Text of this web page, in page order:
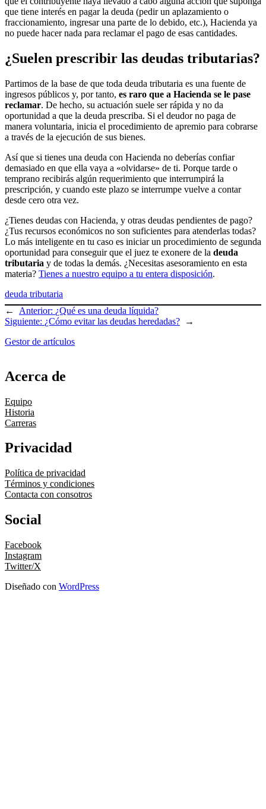
que tiene interés en pagar la deuda (pedir un aplazamiento o
fraccionamiento, ingresar una parte de lo debido, etc.), Hacienda ya
no puede hacer nada para reclamar el pago de esas cantidades.
¿Suelen prescribir las deudas tributarias?
Partimos de la base de que toda deuda tributaria es una fuente de
ingresos públicos y, por tanto, es raro que a Hacienda se le pase
reclamar. De hecho, su actuación suele ser rápida y no da
oportunidad a que la deuda prescriba. Si el deudor no paga de
manera voluntaria, inicia el procedimiento de apremio para cobrarse
a través de la ejecución de sus bienes.
Así que si tienes una deuda con Hacienda no deberías confiar
demasiado en que ella vaya a «olvidarse» de ti. Porque tarde o
temprano recibirás algún requerimiento que interrumpirá la
prescripción, y cuando este plazo se interrumpe vuelve a contar
desde cero otra vez.
¿Tienes deudas con Hacienda, y otras deudas pendientes de pago?
¿Tus recursos económicos no son suficientes para atenderlas todas?
Lo más inteligente en tu caso es iniciar un procedimiento de segunda
oportunidad para conseguir que el juez te exonere de la deuda
tributaria y de todas la demás. ¿Necesitas asesoramiento en esta
materia? Tienes a nuestro equipo a tu entera disposición.
deuda tributaria
←
Anterior: ¿Qué es una deuda líquida?
Siguiente: ¿Cómo evitar las deudas heredadas?
→
Gestor de artículos
Acerca de
Equipo
Historia
Carreras
Privacidad
Política de privacidad
Términos y condiciones
Contacta con consotros
Social
Facebook
Instagram
Twitter/X
Diseñado con WordPress